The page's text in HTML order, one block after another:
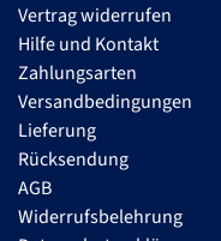
Vertrag widerrufen
Hilfe und Kontakt
Zahlungsarten
Versandbedingungen
Lieferung
Rücksendung
AGB
Widerrufsbelehrung